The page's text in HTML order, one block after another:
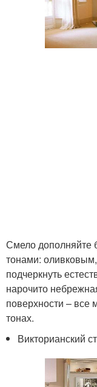
Смело дополняйте
тонами:
подчеркнуть
нарочито
поверхности –
тонах.
Викторианский